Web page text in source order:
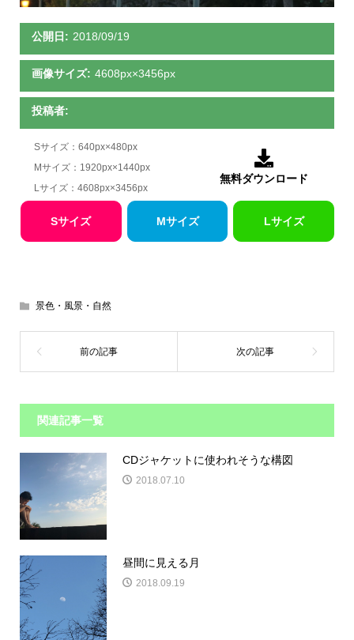
公開日: 2018/09/19
画像サイズ: 4608px×3456px
投稿者:
Sサイズ：640px×480px
Mサイズ：1920px×1440px
Lサイズ：4608px×3456px

無料ダウンロード
Sサイズ Mサイズ Lサイズ
景色・風景・自然
関連記事一覧
CDジャケットに使われそうな構図
2018.07.10
昼間に見える月
2018.09.19